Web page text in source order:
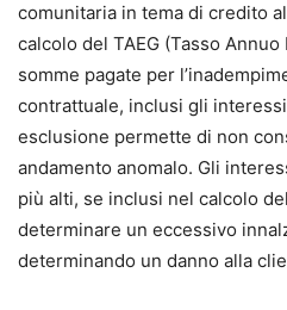
comunitaria in tema di credito
calcolo del TAEG (Tasso
somme pagate per
contrattuale, inclusi gli
esclusione permette di non
andamento anomalo. Gli
più alti, se inclusi nel calcolo
determinare un eccessivo
determinando un danno alla